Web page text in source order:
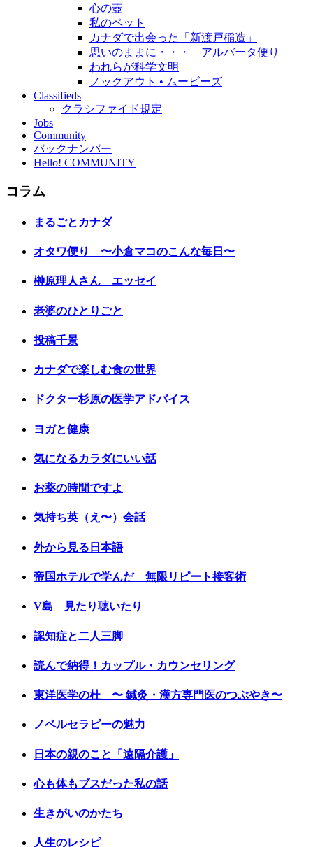
心の壺
私のペット
カナダで出会った「新渡戸稲造」
思いのままに・・・ アルバータ便り
われらが科学文明
ノックアウト • ムービーズ
Classifieds
クラシファイド規定
Jobs
Community
バックナンバー
Hello! COMMUNITY
コラム
まるごとカナダ
オタワ便り 〜小倉マコのこんな毎日〜
榊原理人さん エッセイ
老婆のひとりごと
投稿千景
カナダで楽しむ食の世界
ドクター杉原の医学アドバイス
ヨガと健康
気になるカラダにいい話
お薬の時間ですよ
気持ち英（え〜）会話
外から見る日本語
帝国ホテルで学んだ 無限リピート接客術
V島 見たり聴いたり
認知症と二人三脚
読んで納得！カップル・カウンセリング
東洋医学の杜 〜 鍼灸・漢方専門医のつぶやき〜
ノベルセラピーの魅力
日本の親のこと「遠隔介護」
心も体もブスだった私の話
生きがいのかたち
人生のレシピ